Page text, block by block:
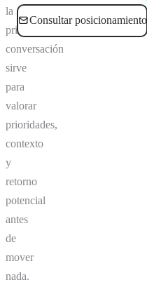
la
primera
conversación
sirve
para
valorar
prioridades,
contexto
y
retorno
potencial
antes
de
mover
nada.
Consultar posicionamiento